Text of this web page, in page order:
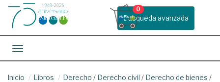
Busqueda avanzada
0
Toggle navigation
Inicio Libros Derecho / Derecho civil / Derecho de bienes /